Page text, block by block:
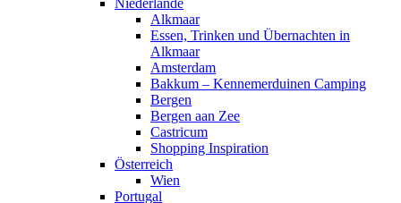
Niederlande
Alkmaar
Essen, Trinken und Übernachten in
Alkmaar
Amsterdam
Bakkum – Kennemerduinen Camping
Bergen
Bergen aan Zee
Castricum
Shopping Inspiration
Österreich
Wien
Portugal